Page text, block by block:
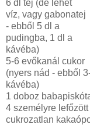
6 dl tej (de lehet
víz, vagy gabonatej
- ebből 5 dl a
pudingba, 1 dl a
kávéba)
5-6 evőkanál cukor
(nyers nád - ebből
kávéba)
1 doboz
4 személyre
cukrozatlan